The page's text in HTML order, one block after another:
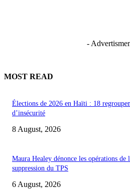
-
MOST READ
Élections de 2026 en Haïti : 18
d’insécurité
8 August, 2026
Maura Healey dénonce les opérations de
suppression du TPS
6 August, 2026